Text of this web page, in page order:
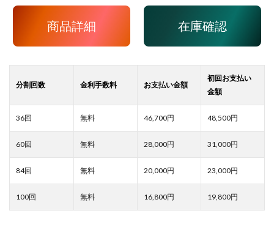
商品詳細 在庫確認
46,700 48,500
28,000 31,000
20,000 23,000
16,800 19,800